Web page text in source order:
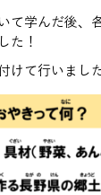
て学んだ後、
た！
けて行いまし